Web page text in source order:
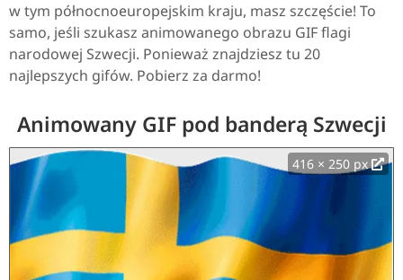
w tym północnoeuropejskim kraju, masz szczęście! To
samo, jeśli szukasz animowanego obrazu GIF flagi
narodowej Szwecji. Ponieważ znajdziesz tu 20
najlepszych gifów. Pobierz za darmo!
Animowany GIF pod banderą Szwecji
416 × 250 px